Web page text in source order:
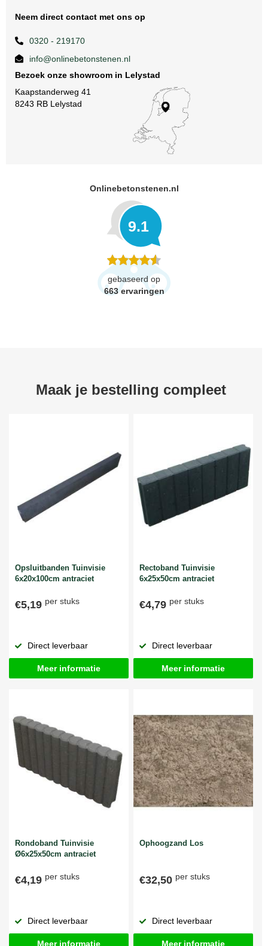
Neem direct contact met ons op
0320 - 219170
info@onlinebetonstenen.nl
Bezoek onze showroom in Lelystad
Kaapstanderweg 41
8243 RB Lelystad
Onlinebetonstenen.nl
9.1
gebaseerd op
663 ervaringen
Maak je bestelling compleet
Opsluitbanden Tuinvisie
6x20x100cm antraciet
€5,19 per stuks
Direct leverbaar
Meer informatie
Rectoband Tuinvisie
6x25x50cm antraciet
€4,79 per stuks
Direct leverbaar
Meer informatie
Rondoband Tuinvisie
Ø6x25x50cm antraciet
€4,19 per stuks
Direct leverbaar
Meer informatie
Ophoogzand Los
€32,50 per stuks
Direct leverbaar
Meer informatie